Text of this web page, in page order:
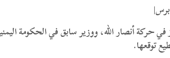
حركة أنصار الله، ووزير سابق في الحكومة
توقعها.